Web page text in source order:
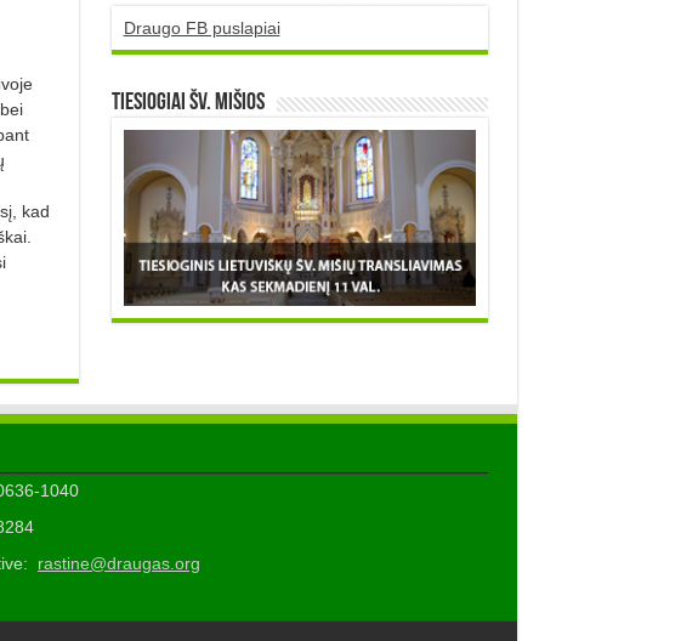
kad
Draugo FB puslapiai
TIESIOGIAI šv. MIŠIOS
1040
rastine@draugas.org